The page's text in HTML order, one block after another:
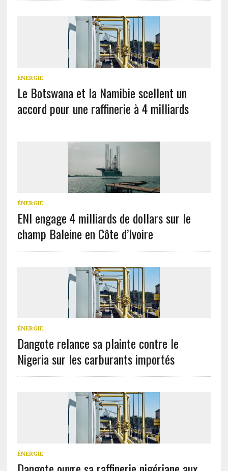
ÉNERGIE
Le Botswana et la Namibie scellent un
accord pour une raffinerie à 4 milliards
ÉNERGIE
ENI engage 4 milliards de dollars sur le
champ Baleine en Côte d’Ivoire
ÉNERGIE
Dangote relance sa plainte contre le
Nigeria sur les carburants importés
ÉNERGIE